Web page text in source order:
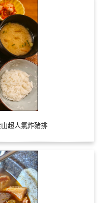
超人氣炸豬排